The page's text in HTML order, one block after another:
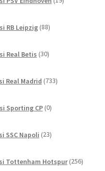
izdelkov
RB Leipzig 88izdelkov
Real Betis 30izdelkov
Real Madrid 733izdelkov
Sporting CP 0izdelkov
SSC Napoli 23izdelkov
Tottenham Hotspur 256